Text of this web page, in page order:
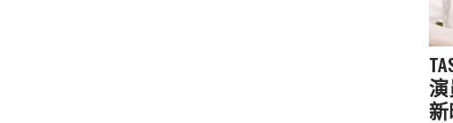
演
新